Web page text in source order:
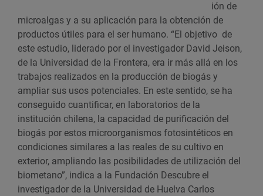
ión de
microalgas y a su aplicación para la obtención de
productos útiles para el ser humano. “El objetivo de
este estudio, liderado por el investigador David Jeison,
de la Universidad de la Frontera, era ir más allá en los
trabajos realizados en la producción de biogás y
ampliar sus usos potenciales. En este sentido, se ha
conseguido cuantificar, en laboratorios de la
institución chilena, la capacidad de purificación del
biogás por estos microorganismos fotosintéticos en
condiciones similares a las reales de su cultivo en
exterior, ampliando las posibilidades de utilización del
biometano”, indica a la Fundación Descubre el
investigador de la Universidad de Huelva Carlos